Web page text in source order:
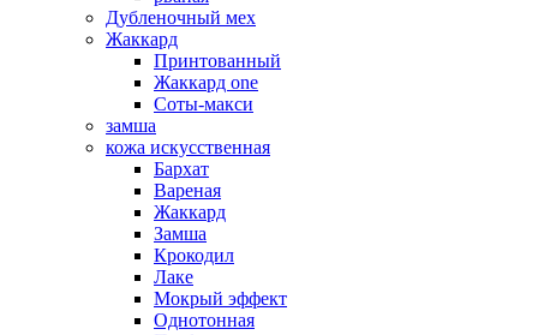
Дубленочный мех
Жаккард
Принтованный
Жаккард one
Соты-макси
замша
кожа искусственная
Бархат
Вареная
Жаккард
Замша
Крокодил
Лаке
Мокрый эффект
Однотонная